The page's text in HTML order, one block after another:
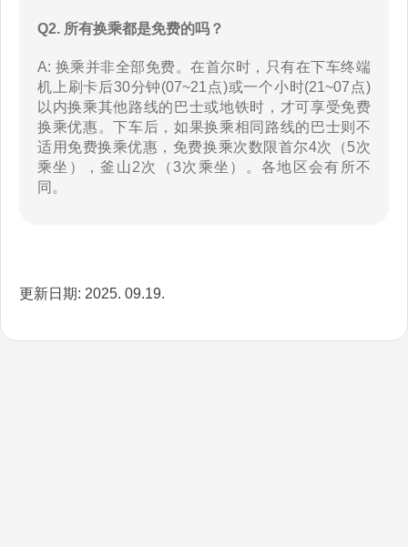
Q2. 所有换乘都是免费的吗？
A: 换乘并非全部免费。在首尔时，只有在下车终端
机上刷卡后30分钟(07~21点)或一个小时(21~07点)
以内换乘其他路线的巴士或地铁时，才可享受免费
换乘优惠。下车后，如果换乘相同路线的巴士则不
适用免费换乘优惠，免费换乘次数限首尔4次（5次
乘坐），釜山2次（3次乘坐）。各地区会有所不
同。
更新日期: 2025. 09.19.